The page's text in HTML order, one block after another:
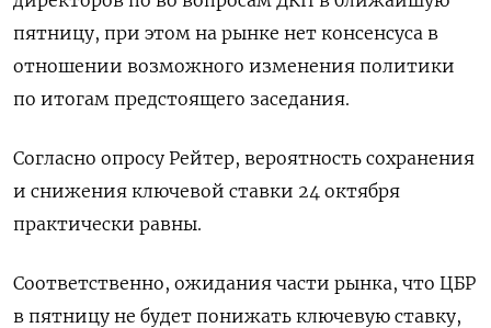
пятницу, при этом на рынке нет консенсуса в
отношении возможного изменения политики
по итогам предстоящего заседания.
Согласно опросу Рейтер, вероятность сохранения
и снижения ключевой ставки 24 октября
практически равны.
Соответственно, ожидания части рынка, что ЦБР
в пятницу не будет понижать ключевую ставку,